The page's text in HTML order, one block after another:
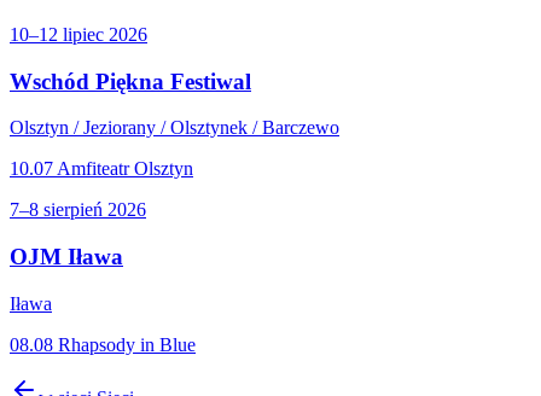
10–12 lipiec 2026
Wschód Piękna Festiwal
Olsztyn / Jeziorany / Olsztynek / Barczewo
10.07 Amfiteatr Olsztyn
7–8 sierpień 2026
OJM Iława
Iława
08.08 Rhapsody in Blue